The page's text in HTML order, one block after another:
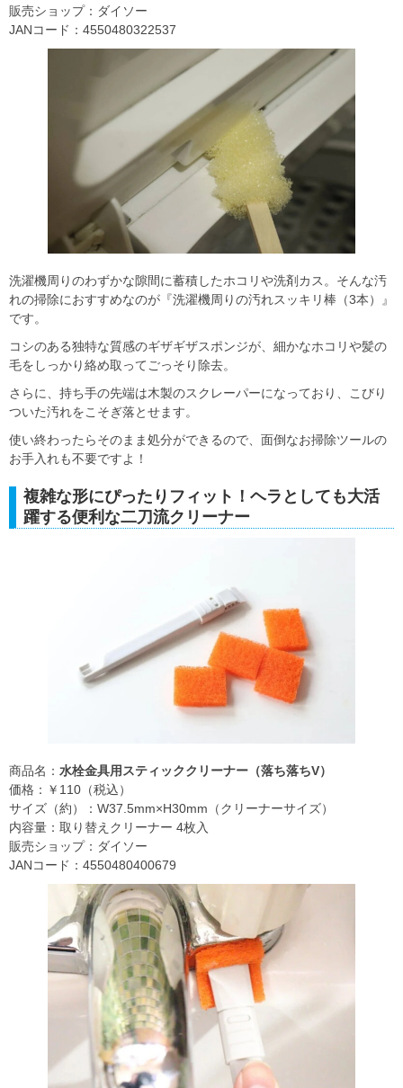
販売ショップ：ダイソー
JANコード：4550480322537
洗濯機周りのわずかな隙間に蓄積したホコリや洗剤カス。そんな汚
れの掃除におすすめなのが『洗濯機周りの汚れスッキリ棒（3本）』
です。
コシのある独特な質感のギザギザスポンジが、細かなホコリや髪の
毛をしっかり絡め取ってごっそり除去。
さらに、持ち手の先端は木製のスクレーパーになっており、こびり
ついた汚れをこそぎ落とせます。
使い終わったらそのまま処分ができるので、面倒なお掃除ツールの
お手入れも不要ですよ！
複雑な形にぴったりフィット！ヘラとしても大活
躍する便利な二刀流クリーナー
商品名： 水栓金具用スティッククリーナー（落ち落ちV）
価格：￥110（税込）
サイズ（約）：W37.5mm×H30mm（クリーナーサイズ）
内容量：取り替えクリーナー 4枚入
販売ショップ：ダイソー
JANコード：4550480400679